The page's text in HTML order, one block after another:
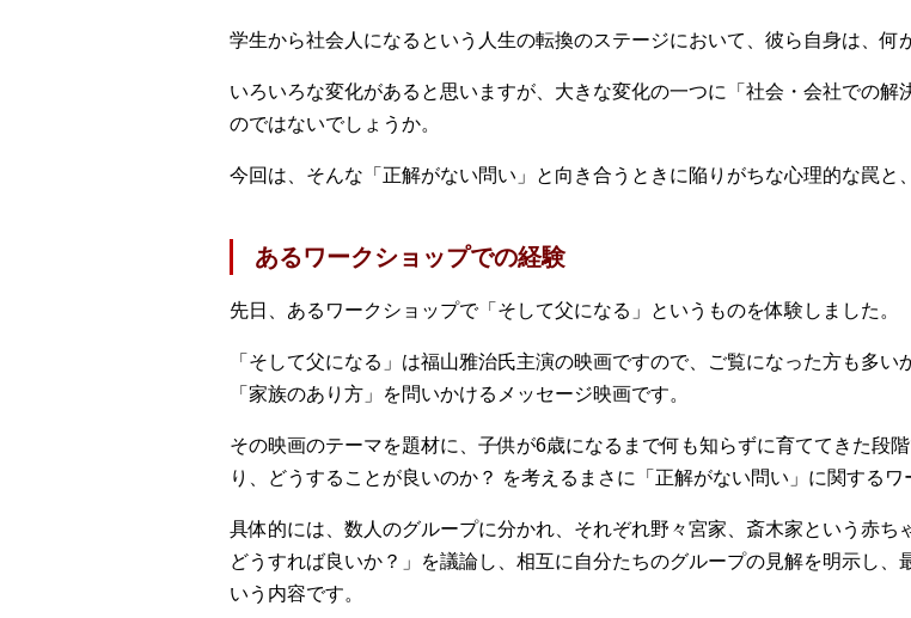
学生から社会人になるという人生の転換のステージにおいて、彼ら自身は、何
いろいろな変化があると思いますが、大きな変化の一つに「社会・会社での
のではないでしょうか。
今回は、そんな「正解がない問い」と向き合うときに陥りがちな心理的な罠と
あるワークショップでの経験
先日、あるワークショップで「そして父になる」というものを体験しました。
「そして父になる」は福山雅治氏主演の映画ですので、ご覧になった方も多
「家族のあり方」を問いかけるメッセージ映画です。
その映画のテーマを題材に、子供が6歳になるまで何も知らずに育ててきた段
り、どうすることが良いのか？ を考えるまさに「正解がない問い」に関するワ
具体的には、数人のグループに分かれ、それぞれ野々宮家、斎木家という赤ち
どうすれば良いか？」を議論し、相互に自分たちのグループの見解を明示し
いう内容です。